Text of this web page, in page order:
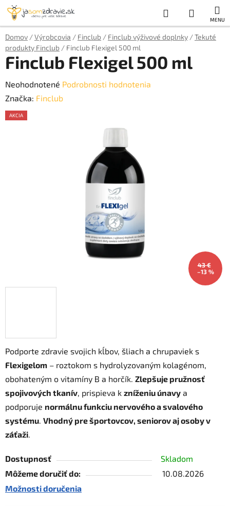
Prejsť
obsah
Hľadať
KOŠÍK
Domov /Výrobcovia / Finclub / Finclub výživové doplnky /Tekuté
produkty Finclub / Finclub Flexigel 500 ml
Podporte zdravie svojich kĺbov, šliach a chrupaviek s
Flexigelom – roztokom s hydrolyzovaným kolagénom,
obohateným o vitamíny B a horčík. Zlepšuje pružnosť
spojivových tkanív, prispieva k zníženiu únavy a
podporuje normálnu funkciu nervového a svalového
systému. Vhodný pre športovcov, seniorov aj osoby v
záťaži.
Dostupnosť
Skladom
Môžeme doručiť do:
10.08.2026
Možnosti doručenia
Finclub Flexigel 500 ml
Priemerné
hodnotenie
produktu
Neohodnotené Podrobnosti hodnotenia
Značka: Finclub
AKCIA
43 €
–13 %